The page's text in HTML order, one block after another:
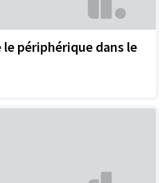
périphérique dans le